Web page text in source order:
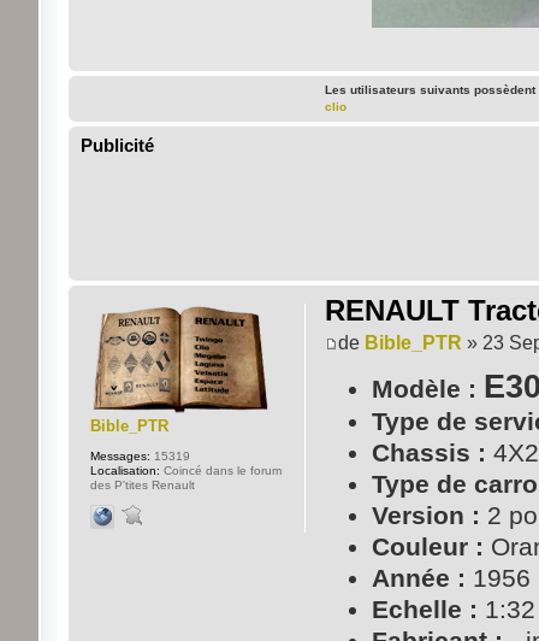
Les utilisateurs suivants
clio
Publicité
RENAULT
de Bible_PTR » 23
Modèle :
Type de
Chassis :
Type de
Version : 2
Couleur :
Année : 1956
Echelle : 1:32
Bible_PTR
Messages: 15319
Localisation: Coincé dans le forum
des P'tites Renault